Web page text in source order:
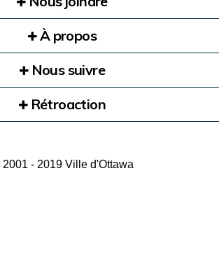
À propos
Nous suivre
Rétroaction
- 2019 Ville d'Ottawa